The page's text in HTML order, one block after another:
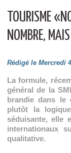
TOURISME
NOMBRE,
Rédigé le Mercredi
La formule,
général de la
brandie dans le
plutôt la
séduisante, elle
internationaux
qualitative.